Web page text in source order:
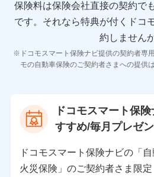
報、建物の構造や築年数などの
齢などの情報などが含まれます
【共同して利用する者の範囲】
当社
当社又は株式会社NTTドコモが
スにおけるユーザ登録受付およ
を受けている保険会社・提携会
情報を提供するため、また維持
ため、またそれらに付帯、関連
保険料は保険会社直接の契約で
です。 それなら特典が付くドコ
約しません
ドコモスマート保険ナビ提供の契約者専
モの自動車保険のご契約者さまへの提供
ドコモスマート保
すすめ/毎月プレゼ
ドコモスマート保険ナビの「
火災保険」のご契約者さま限定